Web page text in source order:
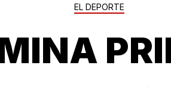
EL DEPORTE